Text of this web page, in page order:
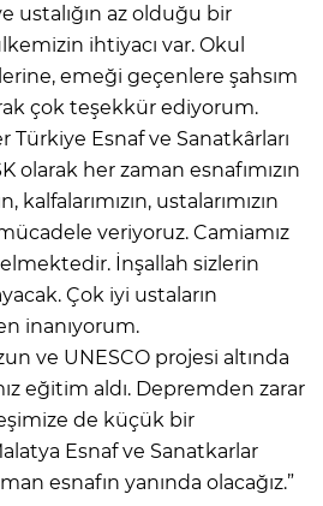
ustalığın az olduğu bir
ihtiyacı var. Okul
emeği geçenlere şahsım
çok teşekkür ediyorum.
Türkiye Esnaf ve Sanatkârları
olarak her zaman esnafımızın
kalfalarımızın, ustalarımızın
veriyoruz. Camiamız
İnşallah sizlerin
Çok iyi ustaların
inanıyorum.
ve UNESCO projesi altında
eğitim aldı. Depremden zarar
de küçük bir
Esnaf ve Sanatkarlar
esnafın yanında olacağız.”